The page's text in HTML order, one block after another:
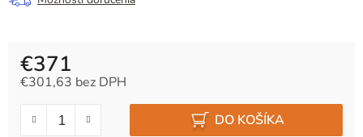
€371
€301,63 bez DPH
DO KOŠÍKA